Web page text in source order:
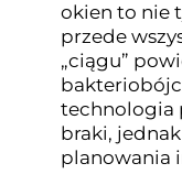
okien to nie
przede
„ciągu”
technologia
braki,
planowania